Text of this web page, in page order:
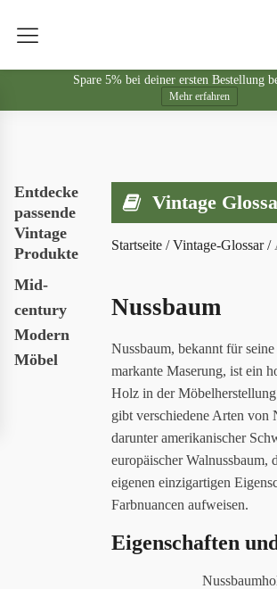
Spare 5% bei deiner ersten Bestellung
Mehr erfahren
Entdecke
passende
Vintage
Produkte
Mid-
century
Modern
Möbel
Vintage
Startseite /Vintage-Glossar/
Nussbaum
Nussbaum, bekannt für
markante Maserung, ist ein
Holz in der
gibt verschiedene Arten von
darunter amerikanischer
europäischer Walnussbaum,
eigenen einzigartigen
Farbnuancen aufweisen.
Eigenschaften